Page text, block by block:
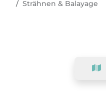
Strähnen & Balayage